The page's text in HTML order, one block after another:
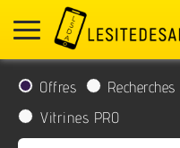
Offres Recherches
Vitrines PRO